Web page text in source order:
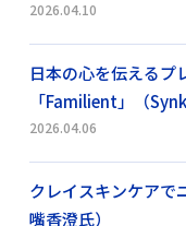
2026.04.10
日本の心を伝えるプ
「Familient」（
2026.04.06
クレイスキンケアで
嘴香澄氏）